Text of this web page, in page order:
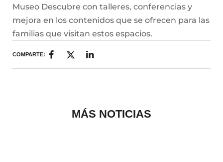
Museo Descubre con talleres, conferencias y
mejora en los contenidos que se ofrecen para las
familias que visitan estos espacios.
COMPARTE:
MÁS NOTICIAS